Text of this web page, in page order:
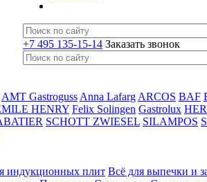
+7 495 135-15-14 Заказать звонок
AMT Gastroguss Anna Lafarg ARCOS BAF
HENRY Felix Solingen Gastrolux
SCHOTT ZWIESEL SILAMPOS
индукционных плит Всё для выпечки и